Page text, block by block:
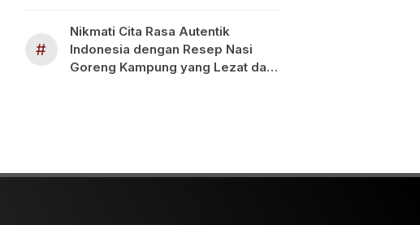
#
Nikmati Cita Rasa Autentik
Indonesia dengan Resep Nasi
Goreng Kampung yang Lezat dan